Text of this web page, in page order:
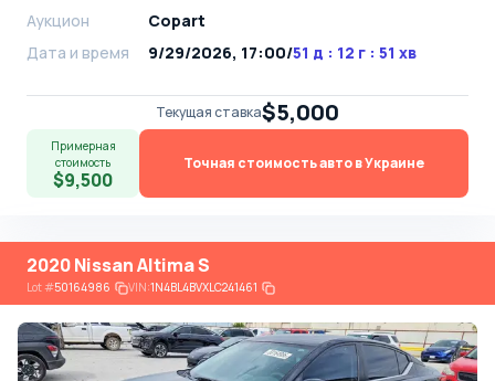
Аукцион
Copart
Дата и время
9/29/2026, 17:00/51 д : 12 г : 51 хв
Текущая ставка$5,000
Примерная
стоимость
$9,500
Точная стоимость авто в Украине
2020 Nissan Altima S
Lot#50164986 VIN:1N4BL4BVXLC241461